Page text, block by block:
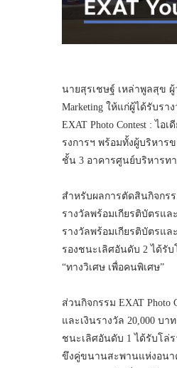
นายสุรเชษฐ์ เหล่าพูลสุข ผู้
Marketing ให้แก่ผู้ได้รับรา
EXAT Photo Contest : ไ
รงการฯ พร้อมทั้งผู้บริหาร
ชั้น 3 อาคารศูนย์บริหารท
สำหรับผลการตัดสินกิจกรร
รางวัลพร้อมเกียรติบัตรแล
รางวัลพร้อมเกียรติบัตรแล
รองชนะเลิศอันดับ 2 ได้รั
“ทางวิเศษ เพื่อคนพิเศษ”
ส่วนกิจกรรม EXAT
และเงินรางวัล 20,000 บ
ชนะเลิศอันดับ 1 ได้รับโล่
ขึงคู่ขนานสะพานแห่งอนา